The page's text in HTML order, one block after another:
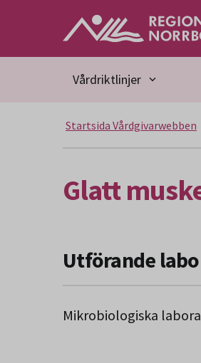
Gå till huvudmeny
Gå till övergripande innehåll
Vårdriktlinjer
Startsida Vårdgivarwebben
Glatt
Utförande
Mikrobiologiska